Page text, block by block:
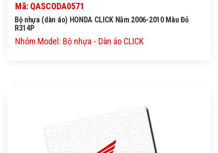
Mã: QASCODA0571
Bộ nhựa (dàn áo) HONDA CLICK Năm 2006-2010 Màu Đỏ
R314P
Nhóm Model: Bộ nhựa - Dàn áo CLICK